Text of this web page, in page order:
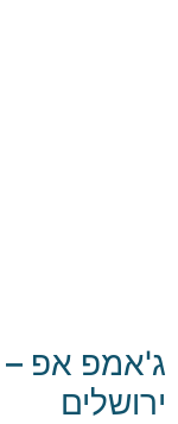
ג'אמפ אפ –
ירושלים